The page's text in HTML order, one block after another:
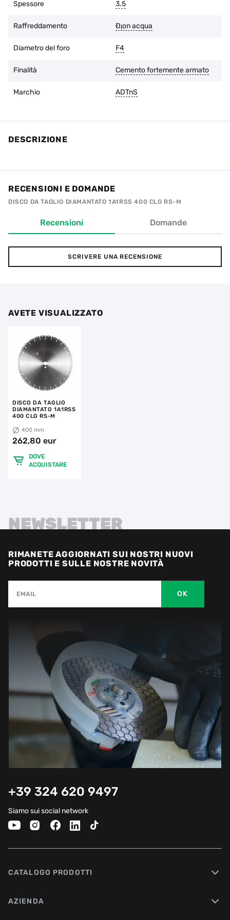
acquisto, se l'imballaggio originale è intatto e non ci sono
Spessore 3.5
Raffreddamento Ð¡on acqua
Diametro del foro F4
Finalità Cemento fortemente armato
Marchio ADTnS
DESCRIZIONE
RECENSIONI E DOMANDE
DISCO DA TAGLIO DIAMANTATO 1A1RSS 400 CLG RS-M
Recensioni Domande
SCRIVERE UNA RECENSIONE
AVETE VISUALIZZATO
DISCO DA TAGLIO
DIAMANTATO 1A1RSS
400 CLG RS-M
400 mm
262,80 eur
DOVE
ACQUISTARE
NEWSLETTER
RIMANETE AGGIORNATI SUI NOSTRI NUOVI
PRODOTTI E SULLE NOSTRE NOVITÀ
EMAIL OK
+39 324 620 9497
Siamo sui social network
CATALOGO PRODOTTI
AZIENDA